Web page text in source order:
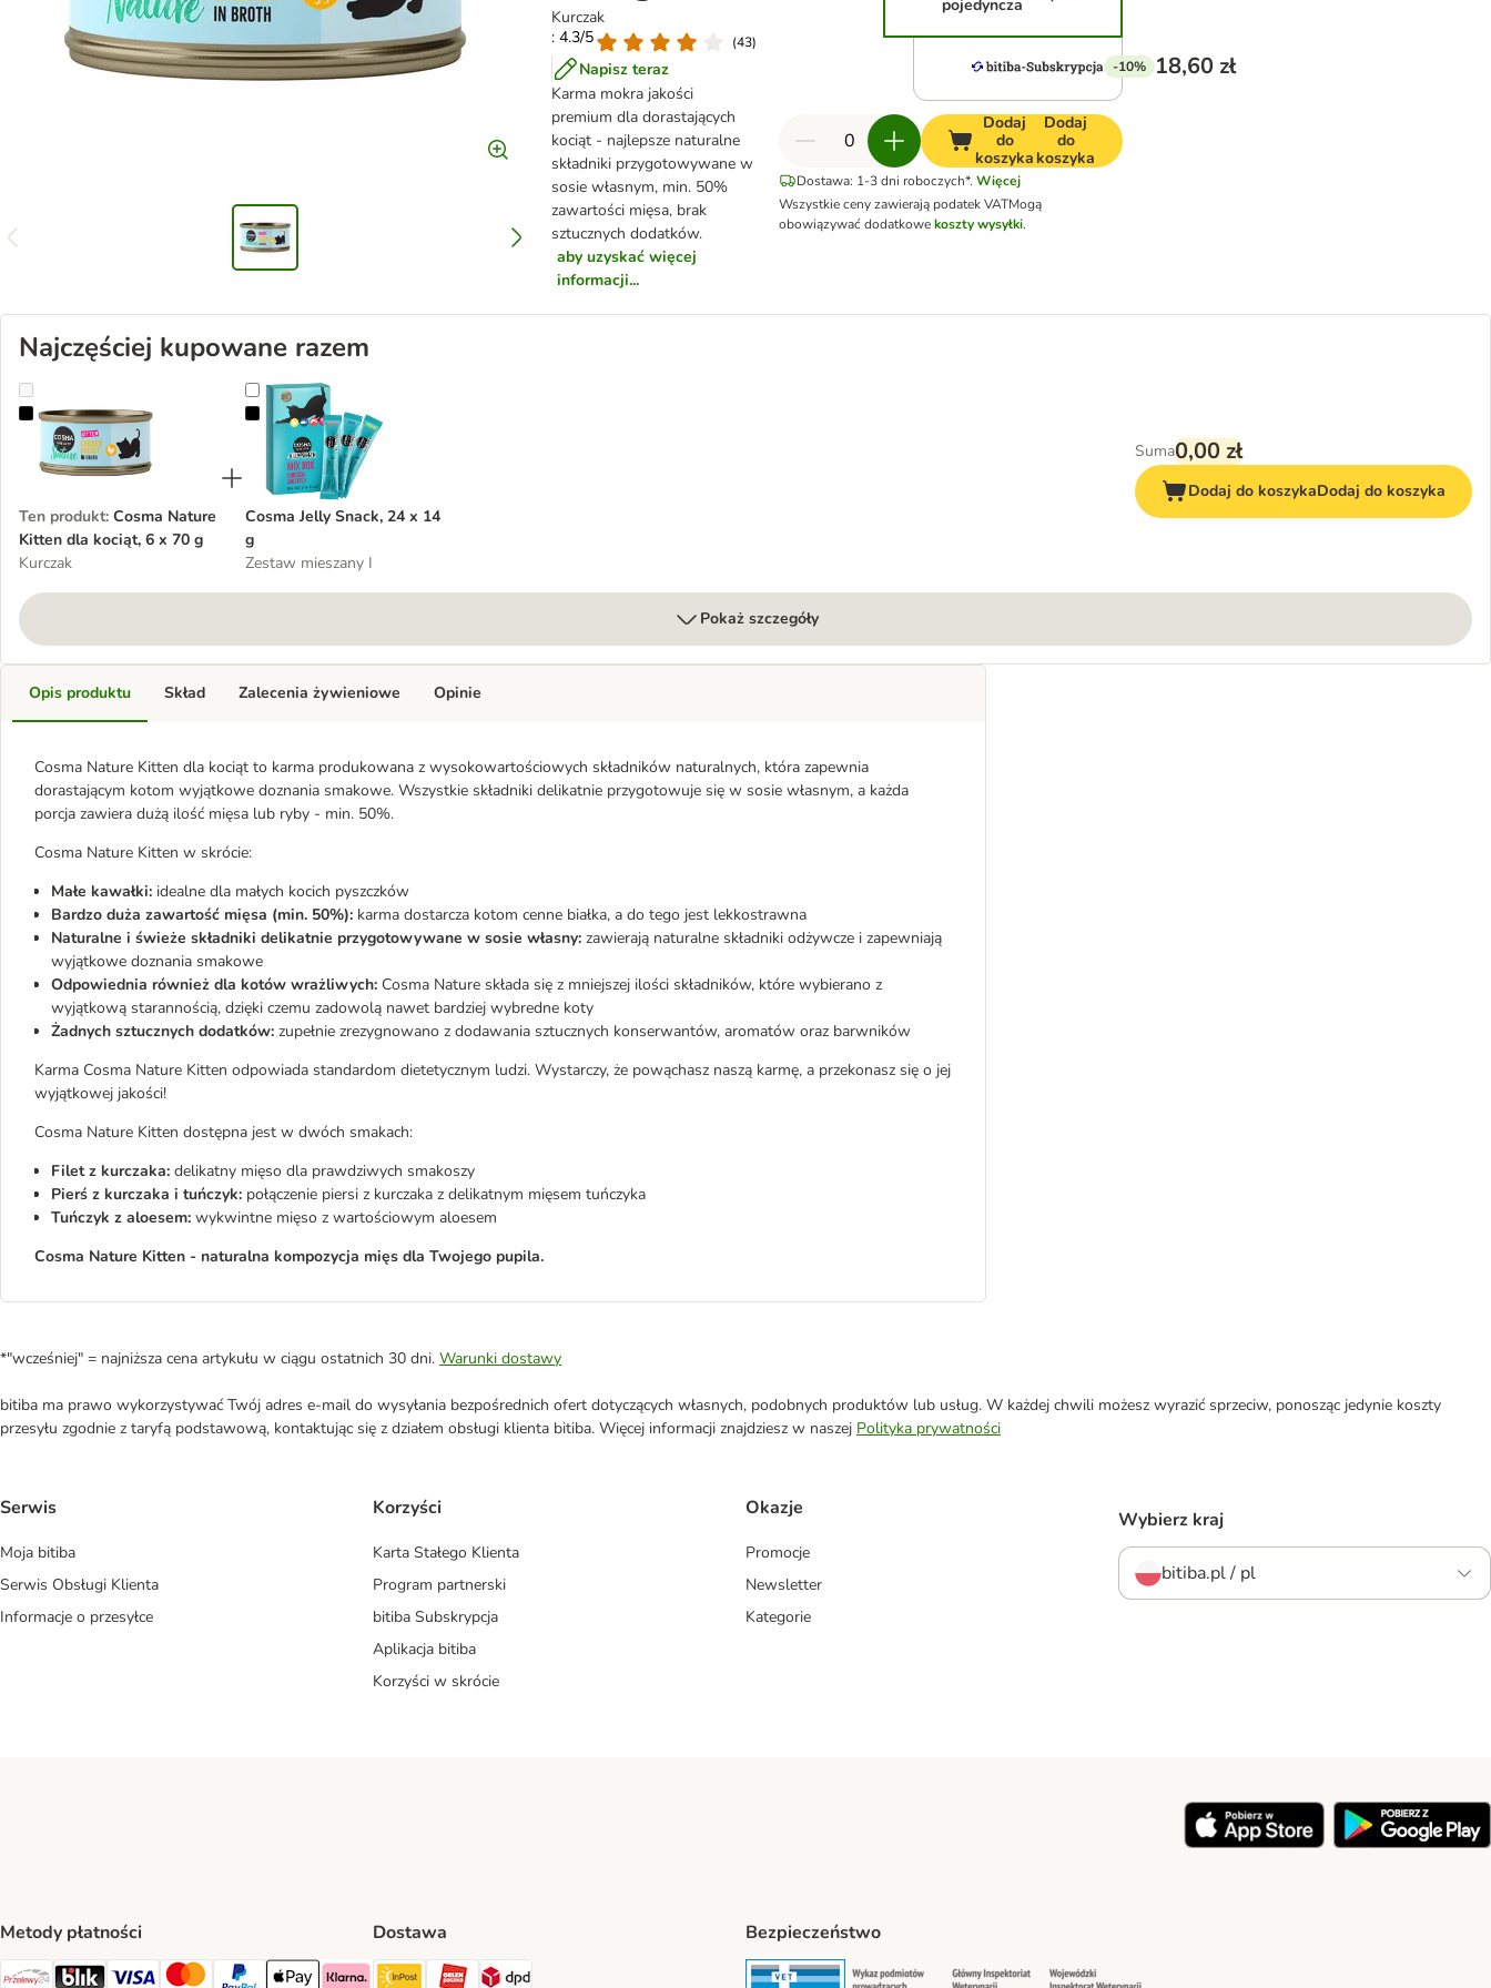
Kurczak
: 4.3/5
(43)
Napisz teraz
Karma mokra jakości
premium dla dorastających
kociąt - najlepsze naturalne
składniki przygotowywane w
sosie własnym, min. 50%
zawartości mięsa, brak
sztucznych dodatków.
aby uzyskać więcej
informacji...
pojedyncza
-10% 18,60 zł
Dodaj
do
koszyka
Dodaj
do
koszyka
Dostawa: 1-3 dni roboczych*. Więcej
Wszystkie ceny zawierają podatek VATMogą
obowiązywać dodatkowekoszty wysyłki.
Najczęściej kupowane razem
Cosma Nature Kitten dla kociąt, 6 x 70 g
Ten produkt: Cosma Nature
Kitten dla kociąt, 6 x 70 g
Kurczak
Cosma Jelly Snack, 24 x 14 g
Cosma Jelly Snack, 24 x 14
g
Zestaw mieszany I
Suma0,00 zł
Dodaj do koszykaDodaj do koszyka
Pokaż szczegóły
Opis produktu
Cosma Nature Kitten dla kociąt to karma produkowana z wysokowartościowych składników naturalnych, która zapewnia
dorastającym kotom wyjątkowe doznania smakowe. Wszystkie składniki delikatnie przygotowuje się w sosie własnym, a każda
porcja zawiera dużą ilość mięsa lub ryby - min. 50%.
Cosma Nature Kitten w skrócie:
Małe kawałki: idealne dla małych kocich pyszczków
Bardzo duża zawartość mięsa (min. 50%): karma dostarcza kotom cenne białka, a do tego jest lekkostrawna
Naturalne i świeże składniki delikatnie przygotowywane w sosie własny: zawierają naturalne składniki odżywcze i zapewniają
wyjątkowe doznania smakowe
Odpowiednia również dla kotów wrażliwych: Cosma Nature składa się z mniejszej ilości składników, które wybierano z
wyjątkową starannością, dzięki czemu zadowolą nawet bardziej wybredne koty
Żadnych sztucznych dodatków: zupełnie zrezygnowano z dodawania sztucznych konserwantów, aromatów oraz barwników
Karma Cosma Nature Kitten odpowiada standardom dietetycznym ludzi. Wystarczy, że powąchasz naszą karmę, a przekonasz się o jej
wyjątkowej jakości!
Cosma Nature Kitten dostępna jest w dwóch smakach:
Filet z kurczaka: delikatny mięso dla prawdziwych smakoszy
Pierś z kurczaka i tuńczyk: połączenie piersi z kurczaka z delikatnym mięsem tuńczyka
Tuńczyk z aloesem: wykwintne mięso z wartościowym aloesem
Cosma Nature Kitten - naturalna kompozycja mięs dla Twojego pupila.
Skład Zalecenia żywieniowe Opinie
*"wcześniej" = najniższa cena artykułu w ciągu ostatnich 30 dni. Warunki dostawy
bitiba ma prawo wykorzystywać Twój adres e-mail do wysyłania bezpośrednich ofert dotyczących własnych, podobnych produktów lub usług. W każdej chwili możesz wyrazić sprzeciw, ponosząc jedynie koszty
przesyłu zgodnie z taryfą podstawową, kontaktując się z działem obsługi klienta bitiba. Więcej informacji znajdziesz w naszej Polityka prywatności
Serwis
Moja bitiba
Serwis Obsługi Klienta
Informacje o przesyłce
Korzyści
Karta Stałego Klienta
Program partnerski
bitiba Subskrypcja
Aplikacja bitiba
Korzyści w skrócie
Okazje
Promocje
Newsletter
Kategorie
Wybierz kraj
bitiba.pl / pl
Metody płatności Dostawa
InPost Shipping Method
ORLEN Paczka. Shipping Method
Bezpieczeństwo
Security Security Security